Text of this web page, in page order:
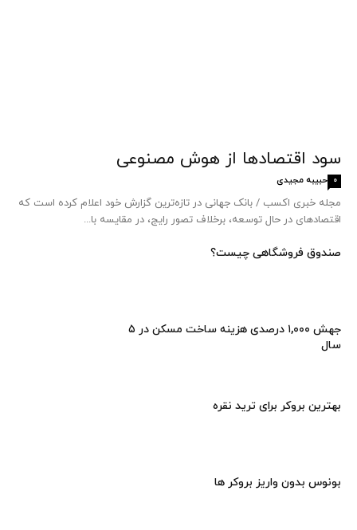
سود اقتصاد‌ها از هوش مصنوعی
حبیبه مجیدی 0
مجله خبری اکسب / بانک جهانی در تازه‌ترین گزارش خود اعلام کرده است که
اقتصادهای در حال توسعه، برخلاف تصور رایج، در مقایسه با...
صندوق فروشگاهی چیست؟
جهش ۱,۰۰۰ درصدی هزینه ساخت مسکن در ۵
سال
بهترین بروکر برای ترید نقره
بونوس بدون واریز بروکر ها